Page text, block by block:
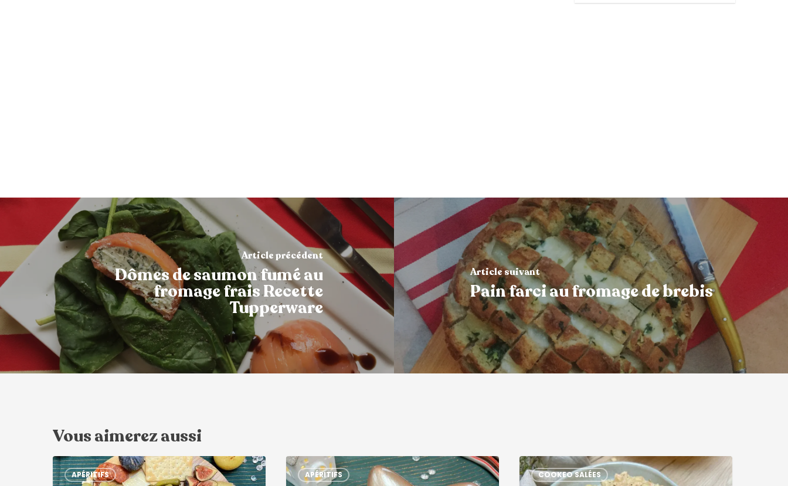
Article précédent
Dômes de saumon fumé au
fromage frais Recette
Tupperware
Article suivant
Pain farci au fromage de brebis
Vous aimerez aussi
APÉRITIFS APÉRITIFS COOKEO SALÉES